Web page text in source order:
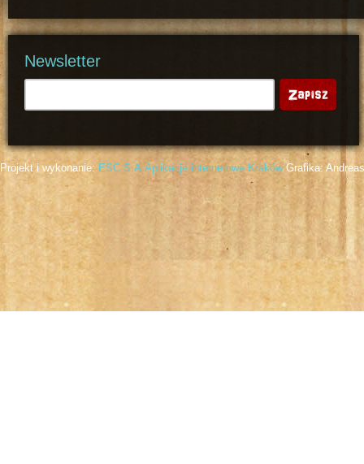
Newsletter
Projekt i wykonanie: ESC S.A. Aplikacje internetowe KrakówGrafika: